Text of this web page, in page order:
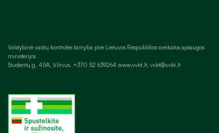
Valstybinė vaistų kontrolės tarnyba prie Lietuvos Respublikos sveikatos apsaugos
ministerijos
Studentų g. 45A, Vilnius, +370 52 639264 www.vvkt.lt, vvkt@vvkt.lt